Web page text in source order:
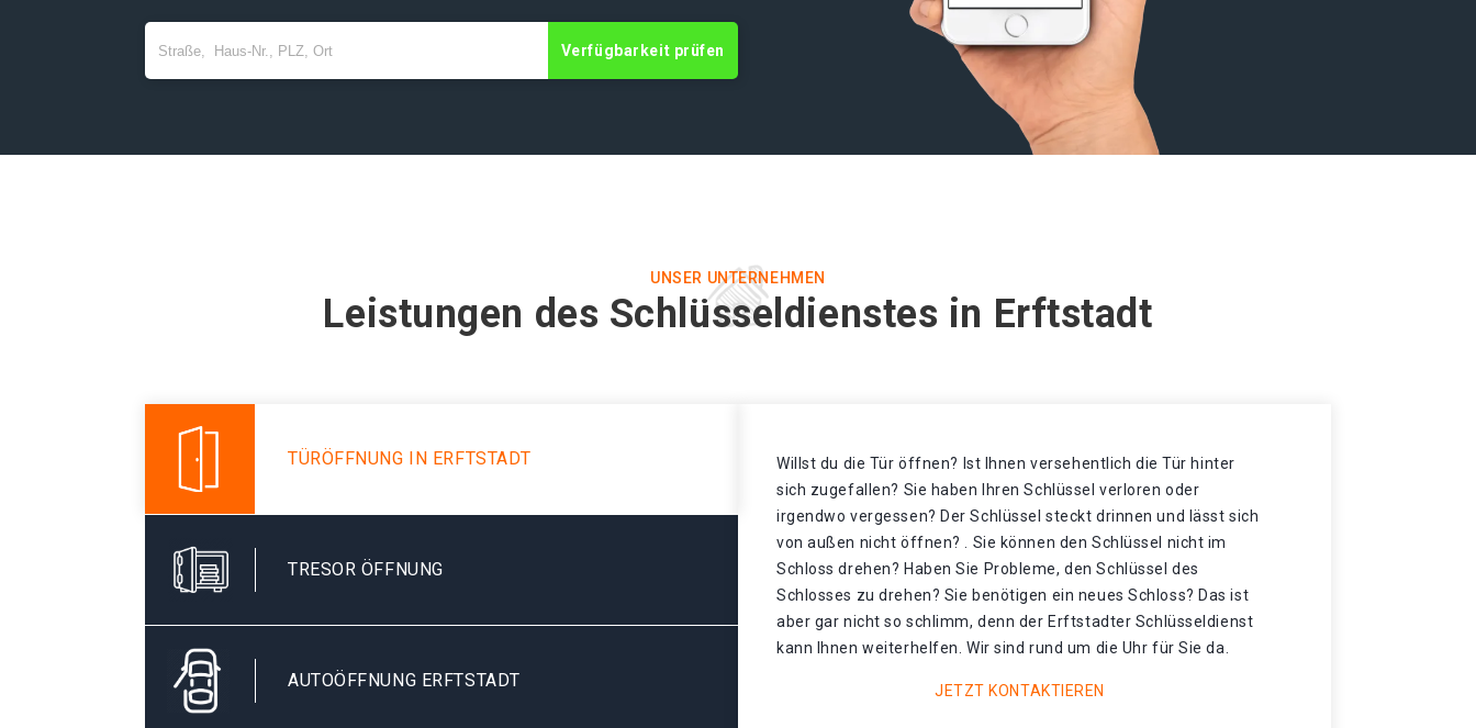
Verfügbarkeit prüfen
UNSER UNTERNEHMEN
Leistungen des Schlüsseldienstes in Erftstadt
TÜRÖFFNUNG IN ERFTSTADT
TRESOR ÖFFNUNG
AUTOÖFFNUNG ERFTSTADT
Willst du die Tür öffnen? Ist Ihnen versehentlich die Tür hinter
sich zugefallen? Sie haben Ihren Schlüssel verloren oder
irgendwo vergessen? Der Schlüssel steckt drinnen und lässt sich
von außen nicht öffnen? . Sie können den Schlüssel nicht im
Schloss drehen? Haben Sie Probleme, den Schlüssel des
Schlosses zu drehen? Sie benötigen ein neues Schloss? Das ist
aber gar nicht so schlimm, denn der Erftstadter Schlüsseldienst
kann Ihnen weiterhelfen. Wir sind rund um die Uhr für Sie da.
JETZT KONTAKTIEREN